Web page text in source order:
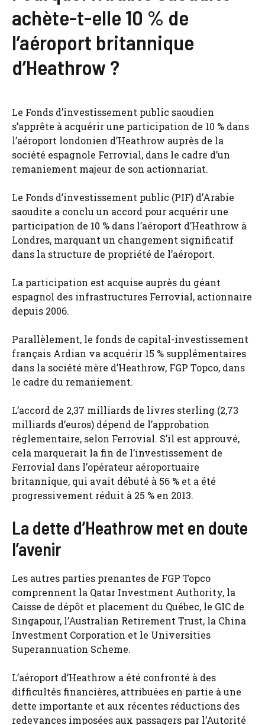
achète-t-elle 10 % de
l’aéroport britannique
d’Heathrow ?
Le Fonds d’investissement public saoudien
s’apprête à acquérir une participation de 10 % dans
l’aéroport londonien d’Heathrow auprès de la
société espagnole Ferrovial, dans le cadre d’un
remaniement majeur de son actionnariat.
Le Fonds d’investissement public (PIF) d’Arabie
saoudite a conclu un accord pour acquérir une
participation de 10 % dans l’aéroport d’Heathrow à
Londres, marquant un changement significatif
dans la structure de propriété de l’aéroport.
La participation est acquise auprès du géant
espagnol des infrastructures Ferrovial, actionnaire
depuis 2006.
Parallèlement, le fonds de capital-investissement
français Ardian va acquérir 15 % supplémentaires
dans la société mère d’Heathrow, FGP Topco, dans
le cadre du remaniement.
L’accord de 2,37 milliards de livres sterling (2,73
milliards d’euros) dépend de l’approbation
réglementaire, selon Ferrovial. S’il est approuvé,
cela marquerait la fin de l’investissement de
Ferrovial dans l’opérateur aéroportuaire
britannique, qui avait débuté à 56 % et a été
progressivement réduit à 25 % en 2013.
La dette d’Heathrow met en doute
l’avenir
Les autres parties prenantes de FGP Topco
comprennent la Qatar Investment Authority, la
Caisse de dépôt et placement du Québec, le GIC de
Singapour, l’Australian Retirement Trust, la China
Investment Corporation et le Universities
Superannuation Scheme.
L’aéroport d’Heathrow a été confronté à des
difficultés financières, attribuées en partie à une
dette importante et aux récentes réductions des
redevances imposées aux passagers par l’Autorité